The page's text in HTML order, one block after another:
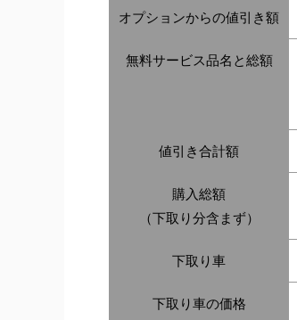
オプションからの値引き額
無料サービス品名と総額
値引き合計額
購入総額
（下取り分含まず）
下取り車
下取り車の価格